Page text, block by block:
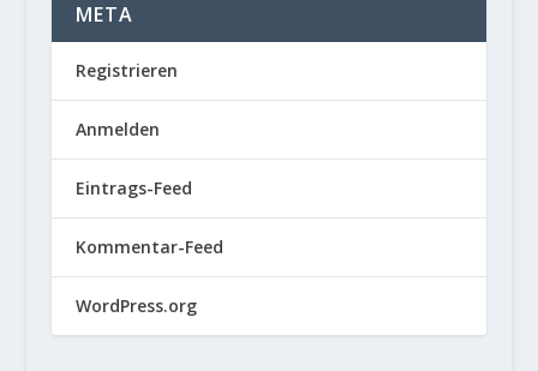
META
Registrieren
Anmelden
Eintrags-Feed
Kommentar-Feed
WordPress.org